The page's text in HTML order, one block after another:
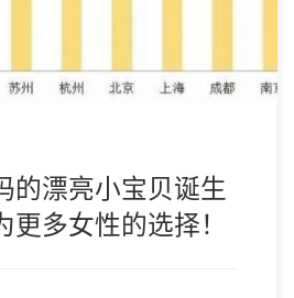
的漂亮小宝贝诞生
更多女性的选择！